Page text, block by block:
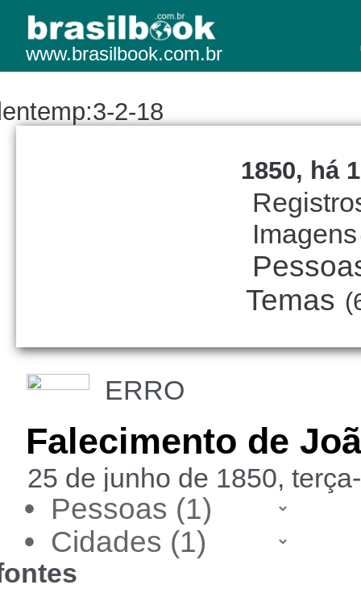
www.brasilbook.com.br
2-18
1850, há
Imagens
Temas
ERRO
Falecimento de
25 de junho de 1850,
•
•